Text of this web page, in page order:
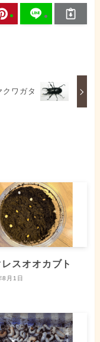
クワガタ
スオオカブト
8月1日